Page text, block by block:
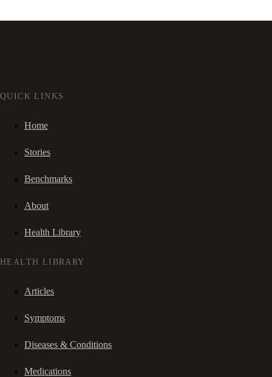
QUICK LINKS
Home
Stories
Benchmarks
About
Health Library
HEALTH LIBRARY
Articles
Symptoms
Diseases & Conditions
Medications